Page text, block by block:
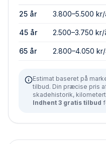
25 år 3.800–5.500
45 år 2.500–3.750 kr/
65 år 2.800–4.050
Estimat baseret på
tilbud. Din præcise pris
skadehistorik,
Indhent 3 gratis tilbud